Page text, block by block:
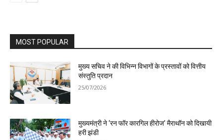
MOST POPULAR
मुख्य सचिव ने की विभिन्न विभागों के प्रस्तावों को वित्तीय
संस्तुति प्रदान
25/07/2026
मुख्यमंत्री ने ‘रन फॉर कारगिल हीरोज’ मैराथॉन को दिखायी
हरी झंडी